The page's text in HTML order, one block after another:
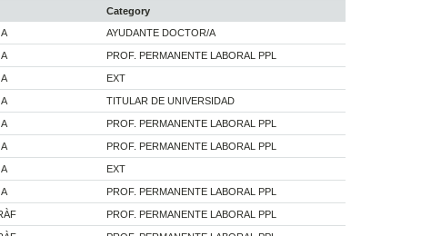
Category
AYUDANTE DOCTOR/A
PROF. PERMANENTE LABORAL PPL
EXT
TITULAR DE UNIVERSIDAD
PROF. PERMANENTE LABORAL PPL
PROF. PERMANENTE LABORAL PPL
EXT
PROF. PERMANENTE LABORAL PPL
PROF. PERMANENTE LABORAL PPL